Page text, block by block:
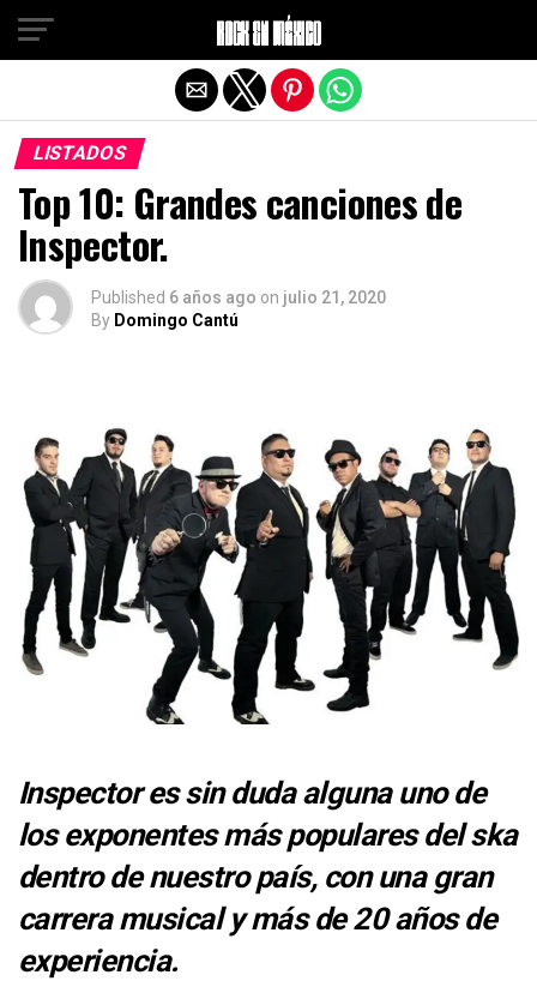
LISTADOS
Top 10: Grandes canciones de
Inspector.
Published 6 años ago on julio 21, 2020
By Domingo Cantú
Inspector es sin duda alguna uno de
los exponentes más populares del ska
dentro de nuestro país, con una gran
carrera musical y más de 20 años de
experiencia.
Salir de la versión móvil